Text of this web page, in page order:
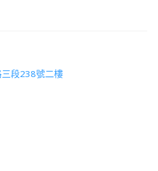
段238號二樓